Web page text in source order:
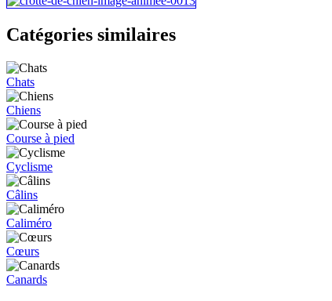
Catégories similaires
Chats
Chiens
Course à pied
Cyclisme
Câlins
Caliméro
Cœurs
Canards